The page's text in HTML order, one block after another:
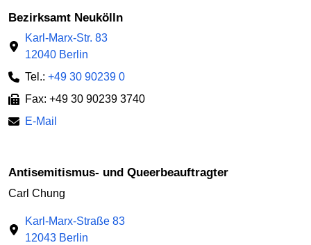
Bezirksamt Neukölln
Karl-Marx-Str. 83
12040 Berlin
Tel.: +49 30 90239 0
Fax: +49 30 90239 3740
E-Mail
Antisemitismus- und Queerbeauftragter
Carl Chung
Karl-Marx-Straße 83
12043 Berlin